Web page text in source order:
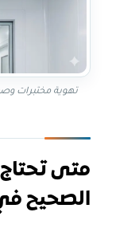
تهوية مختبرات
الصحيح